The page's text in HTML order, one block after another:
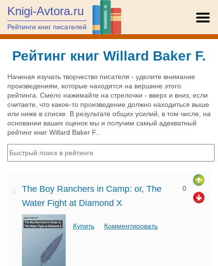
Knigi-Avtora.ru
Рейтинги книг писателей
Рейтинг книг Willard Baker F.
Начиная изучать творчество писателя - уделите внимание
произведениям, которые находятся на вершине этого
рейтинга. Смело нажимайте на стрелочки - вверх и вниз, если
считаете, что какое-то произведение должно находиться выше
или ниже в списке. В результате общих усилий, в том числе, на
основании ваших оценок мы и получим самый адекватный
рейтинг книг Willard Baker F..
1.
The Boy Ranchers in Camp: or, The
Water Fight at Diamond X
0
Купить Комментировать